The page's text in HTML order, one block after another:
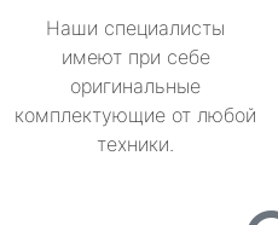
Наши специалисты
имеют при себе
оригинальные
комплектующие от любой
техники.